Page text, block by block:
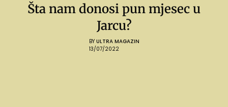
Šta nam donosi pun mjesec u
Jarcu?
BY ULTRA MAGAZIN
13/07/2022